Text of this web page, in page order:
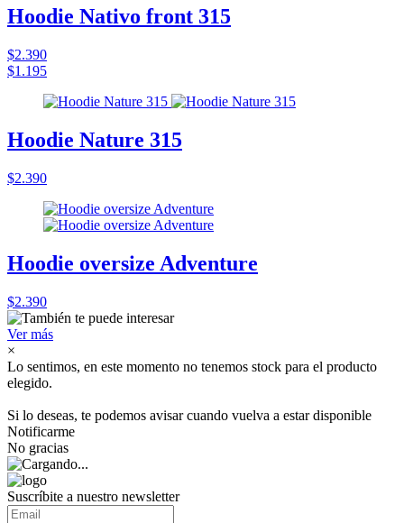
Hoodie Nativo front 315
$2.390
$1.195
Hoodie Nature 315
$2.390
Hoodie oversize Adventure
$2.390
Ver más
×
Lo sentimos, en este momento no tenemos stock para el producto
elegido.
Si lo deseas, te podemos avisar cuando vuelva a estar disponible
Notificarme
No gracias
Suscríbite a nuestro newsletter